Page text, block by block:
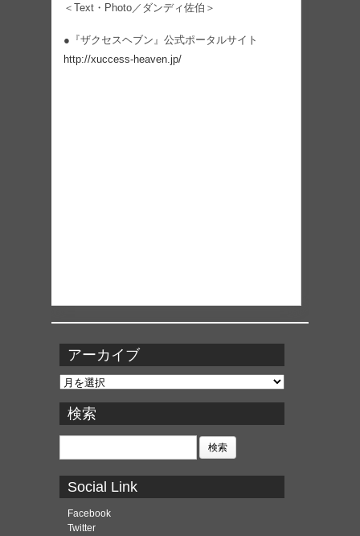
＜Text・Photo／ダンディ佐伯＞
●『ザクセスヘブン』公式ポータルサイト
http://xuccess-heaven.jp/
アーカイブ
ア
カ
イ
ブ
検索
検
Social Link
Facebook
Twitter